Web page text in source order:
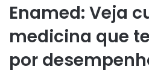
Enamed: Veja
medicina que
por